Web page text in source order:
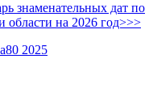
знаменательных дат по
области на 2026 год>>>